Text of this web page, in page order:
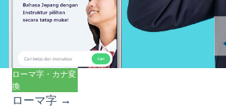
ローマ字・カナ変
換
ローマ字 →